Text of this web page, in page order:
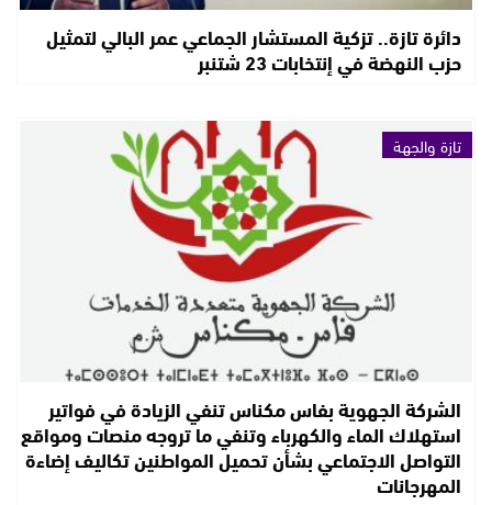
دائرة تازة.. تزكية المستشار الجماعي عمر البالي لتمثيل
حزب النهضة في إنتخابات 23 شتنبر
تازة والجهة
الشركة الجهوية بفاس مكناس تنفي الزيادة في فواتير
استهلاك الماء والكهرباء وتنفي ما تروجه منصات ومواقع
التواصل الاجتماعي بشأن تحميل المواطنين تكاليف إضاءة
المهرجانات